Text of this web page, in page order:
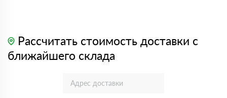
Рассчитать стоимость доставки с
ближайшего склада